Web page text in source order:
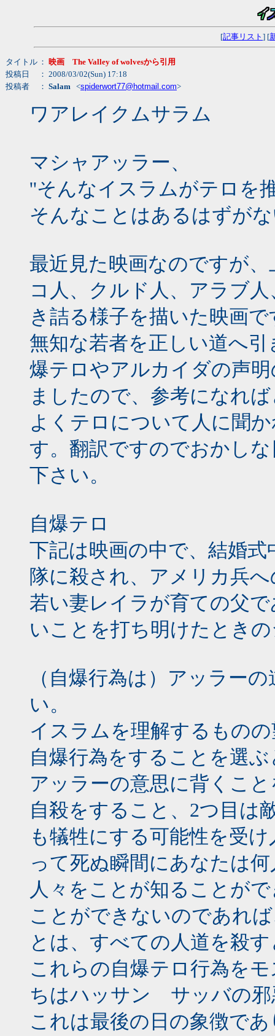
[記事リスト ] [
タイトル ： 映画 The Valley of wolvesから引用
投稿日
： 2008/03/02(Sun) 17:18
投稿者
： Salam <spiderwort77@hotmail.com>
ワアレイクムサラム
マシャアッラー、
''そんなイスラムがテロを
そんなことはあるはずが
最近見た映画なのですが
コ人、クルド人、アラブ
き詰る様子を描いた映画
無知な若者を正しい道へ
爆テロやアルカイダの声
ましたので、参考になれ
よくテロについて人に聞
す。翻訳ですのでおかし
下さい。
自爆テロ
下記は映画の中で、結婚
隊に殺され、アメリカ兵
若い妻レイラが育ての父
いことを打ち明けたとき
（自爆行為は）アッラー
い。
イスラムを理解するもの
自爆行為をすることを選
アッラーの意思に背くこ
自殺をすること、2つ目は
も犠牲にする可能性を受
って死ぬ瞬間にあなたは
人々をことが知ることが
ことができないのであれ
とは、すべての人道を殺
これらの自爆テロ行為を
ちはハッサン サッバの邪
これは最後の日の象徴で